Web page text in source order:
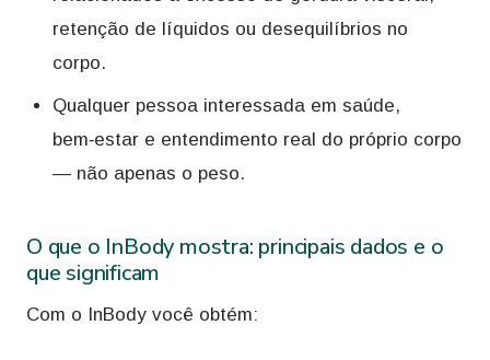
retenção de líquidos ou desequilíbrios no
corpo.
Qualquer pessoa interessada em saúde,
bem‑estar e entendimento real do próprio corpo
— não apenas o peso.
O que o InBody mostra: principais dados e o
que significam
Com o InBody você obtém: